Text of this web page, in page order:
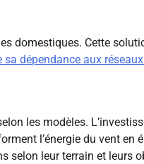
domestiques. Cette
sa dépendance aux
les modèles.
l’énergie du vent en
selon leur terrain et leurs